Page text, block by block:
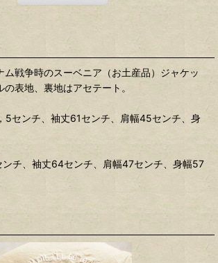
ム戦争時のスーベニア（お土産品）ジャケッ
の表地、裏地はアセテート。
5センチ、袖丈61センチ、肩幅45センチ、身
チ、袖丈64センチ、肩幅47センチ、身幅57